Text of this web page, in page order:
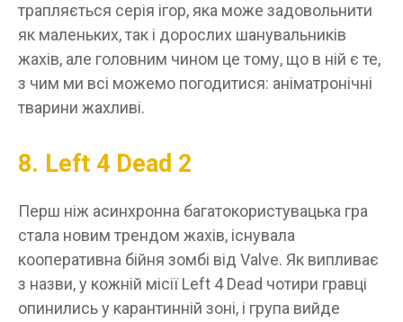
трапляється серія ігор, яка може задовольнити
як маленьких, так і дорослих шанувальників
жахів, але головним чином це тому, що в ній є те,
з чим ми всі можемо погодитися: аніматронічні
тварини жахливі.
8. Left 4 Dead 2
Перш ніж асинхронна багатокористувацька гра
стала новим трендом жахів, існувала
кооперативна бійня зомбі від Valve. Як випливає
з назви, у кожній місії Left 4 Dead чотири гравці
опинились у карантинній зоні, і група вийде